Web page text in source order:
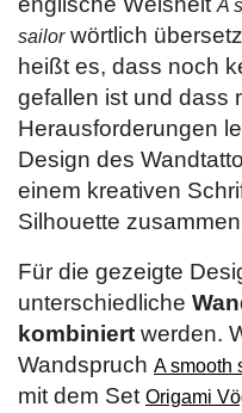
A
sailorwörtlich
heißt es, dass noch
gefallen ist und dass
Herausforderungen
Design des
einem kreativen
Silhouette
Für die gezeigte
unterschiedliche
kombiniert werden.
Wandspruch A smooth
mit dem Set Origami